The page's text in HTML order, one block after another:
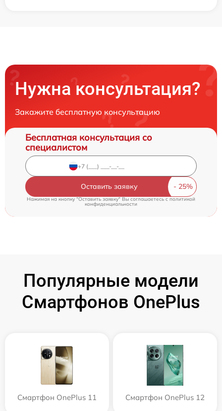
Нужна консультация?
Закажите бесплатную консультацию
Бесплатная консультация со
специалистом
Оставить заявку
Нажимая на кнопку "Оставить заявку" Вы соглашаетесь c политикой
конфиденциальности
Популярные модели
Смартфонов OnePlus
Смартфон OnePlus 11 Смартфон OnePlus 12